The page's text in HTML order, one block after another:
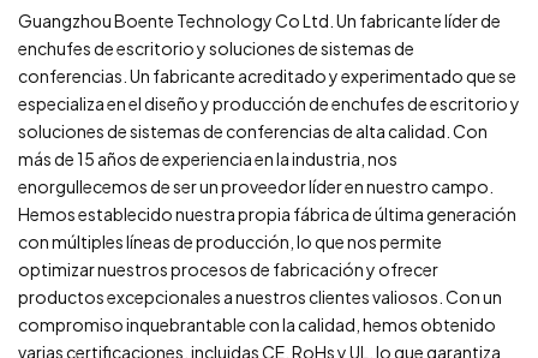
Guangzhou Boente Technology Co Ltd. Un fabricante líder de
enchufes de escritorio y soluciones de sistemas de
conferencias. Un fabricante acreditado y experimentado que se
especializa en el diseño y producción de enchufes de escritorio y
soluciones de sistemas de conferencias de alta calidad. Con
más de 15 años de experiencia en la industria, nos
enorgullecemos de ser un proveedor líder en nuestro campo.
Hemos establecido nuestra propia fábrica de última generación
con múltiples líneas de producción, lo que nos permite
optimizar nuestros procesos de fabricación y ofrecer
productos excepcionales a nuestros clientes valiosos. Con un
compromiso inquebrantable con la calidad, hemos obtenido
varias certificaciones, incluidas CE, RoHs y UL, lo que garantiza